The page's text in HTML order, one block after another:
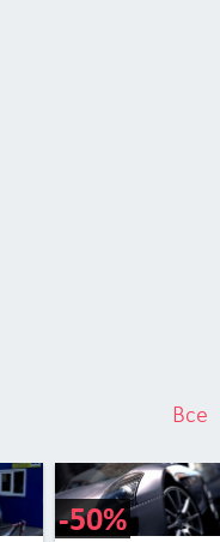
Все
-50%